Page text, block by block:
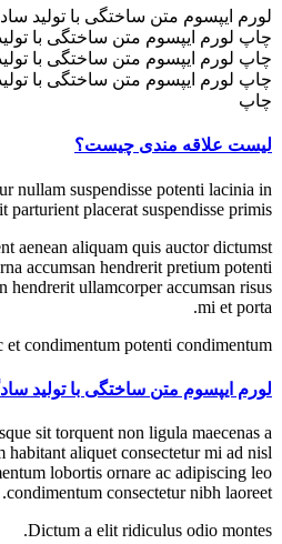
لورم ایپسوم متن ساختگی با تولید
چاپ لورم ایپسوم متن ساختگی با
چاپ لورم ایپسوم متن ساختگی با
چاپ لورم ایپسوم متن ساختگی با
چاپ
لیست علاقه مندی چیست؟
nullam suspendisse potenti lacinia in
parturient placerat suspendisse primis.
aenean aliquam quis auctor dictumst
accumsan hendrerit pretium potenti
hendrerit ullamcorper accumsan risus
mi et porta.
et condimentum potenti condimentum.
لورم ایپسوم متن ساختگی با تولید
sit torquent non ligula maecenas a
habitant aliquet consectetur mi ad nisl
lobortis ornare ac adipiscing leo
condimentum consectetur nibh laoreet.
Dictum a elit ridiculus odio montes.